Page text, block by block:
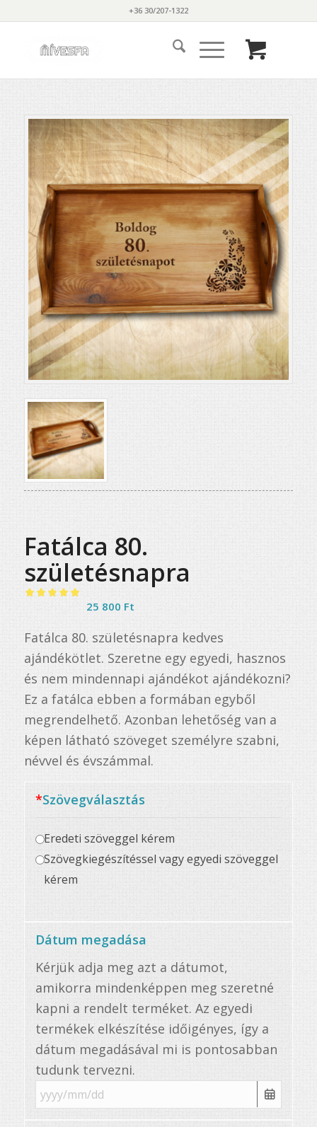
+36 30/207-1322
Fatálca 80.
születésnapra
5.00az 5-
ből,
2
értékelés
alapján
25 800 Ft
Fatálca 80. születésnapra kedves
ajándékötlet. Szeretne egy egyedi, hasznos
és nem mindennapi ajándékot ajándékozni?
Ez a fatálca ebben a formában egyből
megrendelhető. Azonban lehetőség van a
képen látható szöveget személyre szabni,
névvel és évszámmal.
*Szövegválasztás
Eredeti szöveggel kérem
Szövegkiegészítéssel vagy egyedi szöveggel
kérem
Dátum megadása
Kérjük adja meg azt a dátumot,
amikorra mindenképpen meg szeretné
kapni a rendelt terméket. Az egyedi
termékek elkészítése időigényes, így a
dátum megadásával mi is pontosabban
tudunk tervezni.